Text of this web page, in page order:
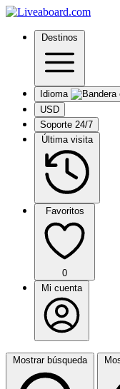
Destinos
Idioma
USD
Soporte 24/7
Última visita
Favoritos
0
Mi cuenta
Mostrar búsqueda